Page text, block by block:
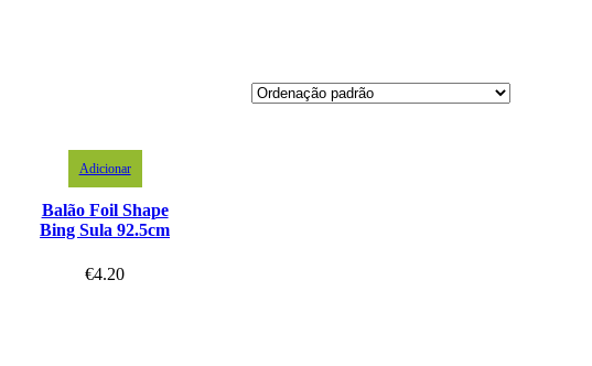
Adicionar
Balão Foil Shape
Bing Sula 92.5cm
€4.20